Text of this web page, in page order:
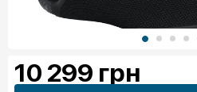
10 299 грн